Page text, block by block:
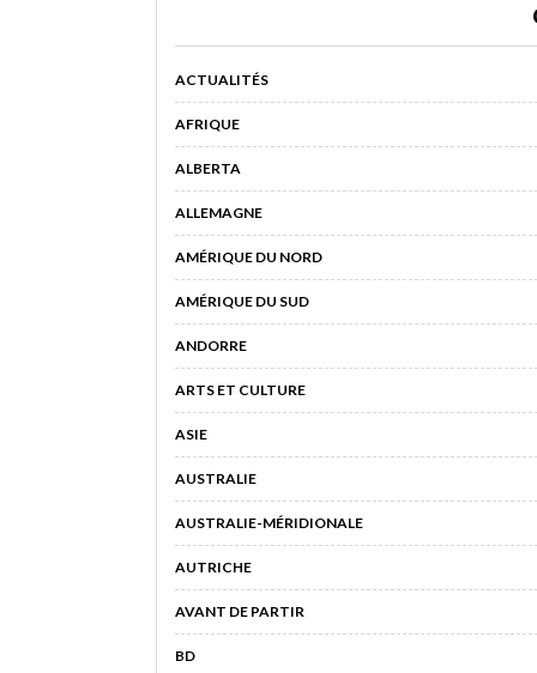
ACTUALITÉS
AFRIQUE
ALBERTA
ALLEMAGNE
AMÉRIQUE DU NORD
AMÉRIQUE DU SUD
ANDORRE
ARTS ET CULTURE
ASIE
AUSTRALIE
AUSTRALIE-MÉRIDIONALE
AUTRICHE
AVANT DE PARTIR
BD